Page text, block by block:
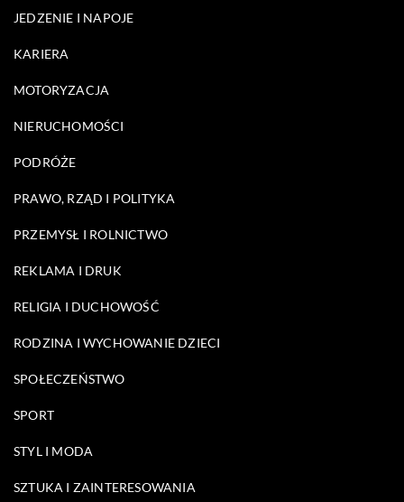
JEDZENIE I NAPOJE
KARIERA
MOTORYZACJA
NIERUCHOMOŚCI
PODRÓŻE
PRAWO, RZĄD I POLITYKA
PRZEMYSŁ I ROLNICTWO
REKLAMA I DRUK
RELIGIA I DUCHOWOŚĆ
RODZINA I WYCHOWANIE DZIECI
SPOŁECZEŃSTWO
SPORT
STYL I MODA
SZTUKA I ZAINTERESOWANIA